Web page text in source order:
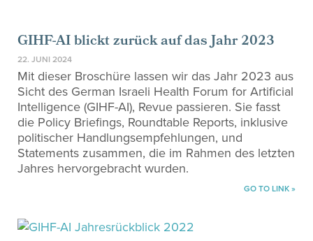
GIHF-AI blickt zurück auf das Jahr 2023
22. JUNI 2024
Mit dieser Broschüre lassen wir das Jahr 2023 aus
Sicht des German Israeli Health Forum for Artificial
Intelligence (GIHF-AI), Revue passieren. Sie fasst
die Policy Briefings, Roundtable Reports, inklusive
politischer Handlungsempfehlungen, und
Statements zusammen, die im Rahmen des letzten
Jahres hervorgebracht wurden.
GO TO LINK »